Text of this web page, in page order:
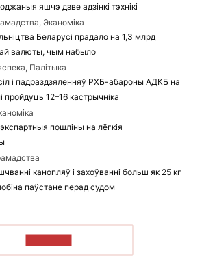
яшчэ дзве адзінкі тэхнікі
Эканоміка
Беларусі прадало на 1,3 млрд
валюты, чым набыло
Палітыка
і падраздзяленняў РХБ-абароны АДКБ на
12–16 кастрычніка
пошліны на лёгкія
канопляў і захоўванні больш як 25 кг
паўстане перад судом